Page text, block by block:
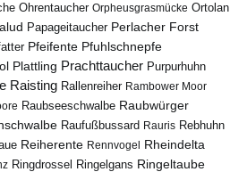
Ohrentaucher Orpheusgrasmücke Ortolan
Papageitaucher Perlacher Forst
Pfeifente Pfuhlschnepfe
Plattling Prachttaucher Purpurhuhn
Raisting Rallenreiher Rambower Moor
Raubseeschwalbe Raubwürger
Raufußbussard Rauris Rebhuhn
Reiherente Rennvogel Rheindelta
Ringdrossel Ringelgans Ringeltaube